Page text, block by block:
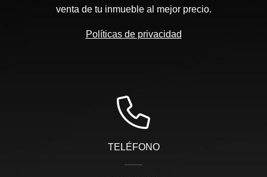
venta de tu inmueble al mejor precio.
Políticas de privacidad
TELÉFONO